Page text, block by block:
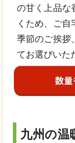
の甘く上品な
くため、ご
季節のご挨拶
てお選びいた
九州の温